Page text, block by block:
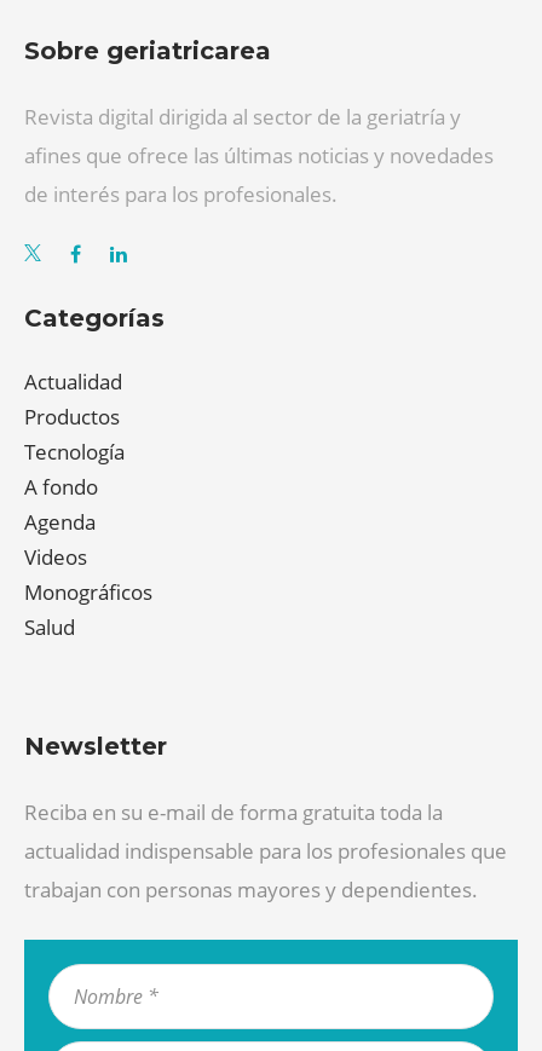
Sobre geriatricarea
Revista digital dirigida al sector de la geriatría y
afines que ofrece las últimas noticias y novedades
de interés para los profesionales.
Categorías
Actualidad
Productos
Tecnología
A fondo
Agenda
Videos
Monográficos
Salud
Newsletter
Reciba en su e-mail de forma gratuita toda la
actualidad indispensable para los profesionales que
trabajan con personas mayores y dependientes.